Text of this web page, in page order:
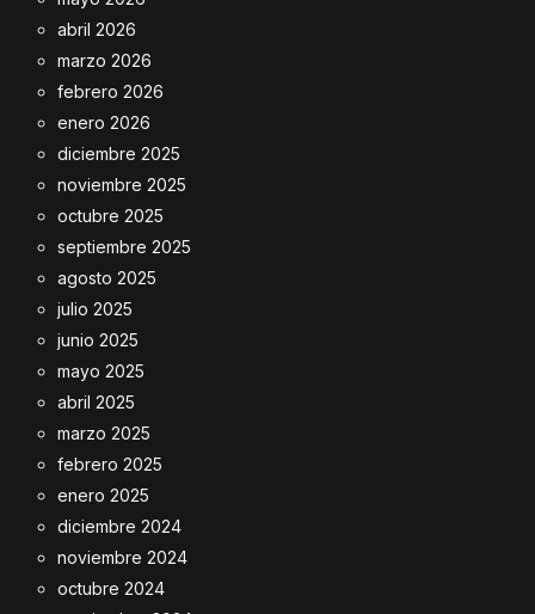
abril 2026
marzo 2026
febrero 2026
enero 2026
diciembre 2025
noviembre 2025
octubre 2025
septiembre 2025
agosto 2025
julio 2025
junio 2025
mayo 2025
abril 2025
marzo 2025
febrero 2025
enero 2025
diciembre 2024
noviembre 2024
octubre 2024